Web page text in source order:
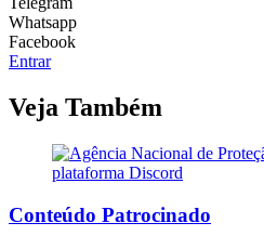
Whatsapp
Facebook
Entrar
Veja Também
Conteúdo Patrocinado